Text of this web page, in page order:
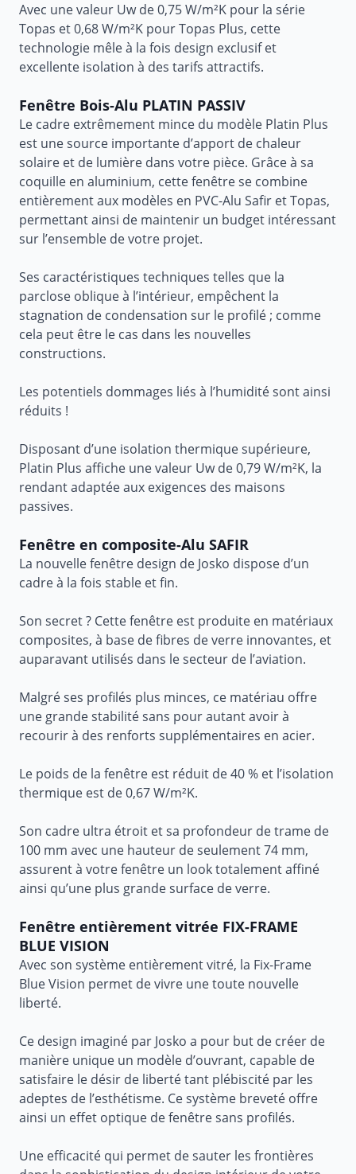
Avec une valeur Uw de 0,75 W/m²K pour la série
Topas et 0,68 W/m²K pour Topas Plus, cette
technologie mêle à la fois design exclusif et
excellente isolation à des tarifs attractifs.
Fenêtre Bois-Alu PLATIN PASSIV
Le cadre extrêmement mince du modèle Platin Plus
est une source importante d’apport de chaleur
solaire et de lumière dans votre pièce. Grâce à sa
coquille en aluminium, cette fenêtre se combine
entièrement aux modèles en PVC-Alu Safir et Topas,
permettant ainsi de maintenir un budget intéressant
sur l’ensemble de votre projet.
Ses caractéristiques techniques telles que la
parclose oblique à l’intérieur, empêchent la
stagnation de condensation sur le profilé ; comme
cela peut être le cas dans les nouvelles
constructions.
Les potentiels dommages liés à l’humidité sont ainsi
réduits !
Disposant d’une isolation thermique supérieure,
Platin Plus affiche une valeur Uw de 0,79 W/m²K, la
rendant adaptée aux exigences des maisons
passives.
Fenêtre en composite-Alu SAFIR
La nouvelle fenêtre design de Josko dispose d’un
cadre à la fois stable et fin.
Son secret ? Cette fenêtre est produite en matériaux
composites, à base de fibres de verre innovantes, et
auparavant utilisés dans le secteur de l’aviation.
Malgré ses profilés plus minces, ce matériau offre
une grande stabilité sans pour autant avoir à
recourir à des renforts supplémentaires en acier.
Le poids de la fenêtre est réduit de 40 % et l’isolation
thermique est de 0,67 W/m²K.
Son cadre ultra étroit et sa profondeur de trame de
100 mm avec une hauteur de seulement 74 mm,
assurent à votre fenêtre un look totalement affiné
ainsi qu’une plus grande surface de verre.
Fenêtre entièrement vitrée FIX-FRAME
BLUE VISION
Avec son système entièrement vitré, la Fix-Frame
Blue Vision permet de vivre une toute nouvelle
liberté.
Ce design imaginé par Josko a pour but de créer de
manière unique un modèle d’ouvrant, capable de
satisfaire le désir de liberté tant plébiscité par les
adeptes de l’esthétisme. Ce système breveté offre
ainsi un effet optique de fenêtre sans profilés.
Une efficacité qui permet de sauter les frontières